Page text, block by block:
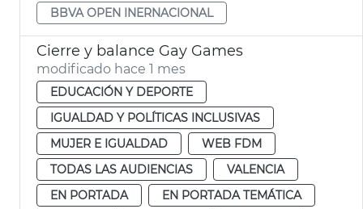
BBVA OPEN INERNACIONAL
Cierre y balance Gay Games
modificado hace 1 mes
EDUCACIÓN Y DEPORTE
IGUALDAD Y POLÍTICAS INCLUSIVAS
MUJER E IGUALDAD
WEB FDM
TODAS LAS AUDIENCIAS
VALENCIA
EN PORTADA
EN PORTADA TEMÁTICA